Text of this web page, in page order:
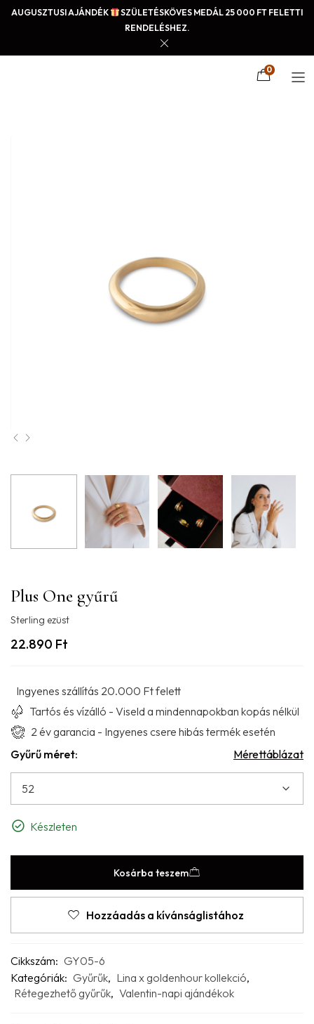
AUGUSZTUSI AJÁNDÉK
SZÜLETÉSKÖVES MEDÁL 25 000 FT FELETTI
RENDELÉSHEZ.
0
Plus One gyűrű
Sterling ezüst
22.890 Ft
Ingyenes szállítás 20.000 Ft felett
Tartós és vízálló - Viseld a mindennapokban kopás nélkül
2 év garancia - Ingyenes csere hibás termék esetén
Gyűrű méret:
Mérettáblázat
Készleten
Kosárba teszem
Hozzáadás a kívánságlistához
Cikkszám: GY05-6
Kategóriák: Gyűrűk, Lina x goldenhour kollekció,
Rétegezhető gyűrűk, Valentin-napi ajándékok